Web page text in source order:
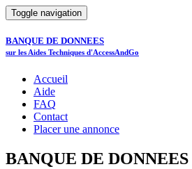
Toggle navigation
BANQUE DE DONNEES
sur les Aides Techniques d'AccessAndGo
Accueil
Aide
FAQ
Contact
Placer une annonce
BANQUE DE DONNEES